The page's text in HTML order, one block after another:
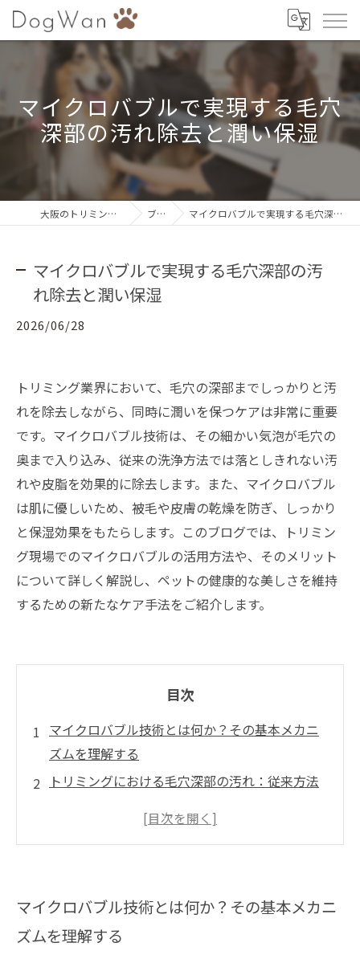
マイクロバブルで実現する毛穴
深部の汚れ除去と潤い保湿
大阪のトリミングならDogWan ブログ マイクロバブルで実現する毛穴深部の汚れ除去と潤い保湿
マイクロバブルで実現する毛穴深部の汚
れ除去と潤い保湿
2026/06/28
トリミング業界において、毛穴の深部までしっかりと汚
れを除去しながら、同時に潤いを保つケアは非常に重要
です。マイクロバブル技術は、その細かい気泡が毛穴の
奥まで入り込み、従来の洗浄方法では落としきれない汚
れや皮脂を効果的に除去します。また、マイクロバブル
は肌に優しいため、被毛や皮膚の乾燥を防ぎ、しっかり
と保湿効果をもたらします。このブログでは、トリミン
グ現場でのマイクロバブルの活用方法や、そのメリット
について詳しく解説し、ペットの健康的な美しさを維持
するための新たなケア手法をご紹介します。
目次
マイクロバブル技術とは何か？その基本メカニ
ズムを理解する
トリミングにおける毛穴深部の汚れ：従来方法
マイクロバブルによる深部洗浄とその実際の効
のやさしさ
トリミング現場でのマイクロバブル活用事例と
マイクロバブル技術とは何か？その基本メカニ
ズムを理解する